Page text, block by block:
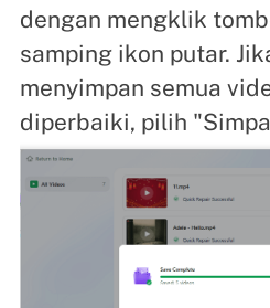
dengan mengklik
samping ikon putar.
menyimpan semua
diperbaiki, pilih